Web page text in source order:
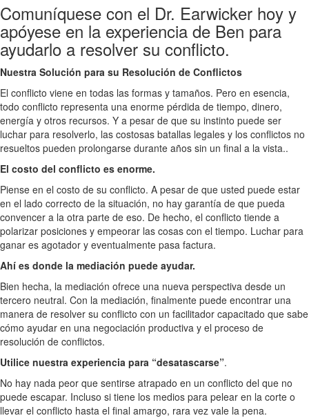
Comuníquese con el Dr. Earwicker hoy y
apóyese en la experiencia de Ben para
ayudarlo a resolver su conflicto.
Nuestra Solución para su Resolución de Conflictos
El conflicto viene en todas las formas y tamaños. Pero en esencia,
todo conflicto representa una enorme pérdida de tiempo, dinero,
energía y otros recursos. Y a pesar de que su instinto puede ser
luchar para resolverlo, las costosas batallas legales y los conflictos no
resueltos pueden prolongarse durante años sin un final a la vista..
El costo del conflicto es enorme.
Piense en el costo de su conflicto. A pesar de que usted puede estar
en el lado correcto de la situación, no hay garantía de que pueda
convencer a la otra parte de eso. De hecho, el conflicto tiende a
polarizar posiciones y empeorar las cosas con el tiempo. Luchar para
ganar es agotador y eventualmente pasa factura.
Ahí es donde la mediación puede ayudar.
Bien hecha, la mediación ofrece una nueva perspectiva desde un
tercero neutral. Con la mediación, finalmente puede encontrar una
manera de resolver su conflicto con un facilitador capacitado que sabe
cómo ayudar en una negociación productiva y el proceso de
resolución de conflictos.
Utilice nuestra experiencia para “desatascarse”.
No hay nada peor que sentirse atrapado en un conflicto del que no
puede escapar. Incluso si tiene los medios para pelear en la corte o
llevar el conflicto hasta el final amargo, rara vez vale la pena.